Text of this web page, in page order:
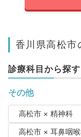
香川県高松市
診療科目から探す
その他
高松市 × 精神科
高松市 × 耳鼻咽